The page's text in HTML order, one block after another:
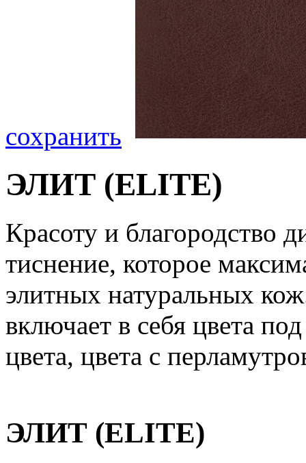
сохранить
ЭЛИТ (ELITE)
Красоту и благородство
тиснение, которое
элитных натуральных
включает в себя цвета
цвета, цвета с
ЭЛИТ (ELITE)